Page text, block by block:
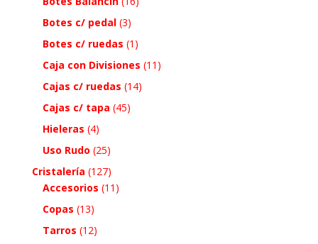
Botes c/ pedal (3)
Botes c/ ruedas (1)
Caja con Divisiones (11)
Cajas c/ ruedas (14)
Cajas c/ tapa (45)
Hieleras (4)
Uso Rudo (25)
Cristalería (127)
Accesorios (11)
Copas (13)
Tarros (12)